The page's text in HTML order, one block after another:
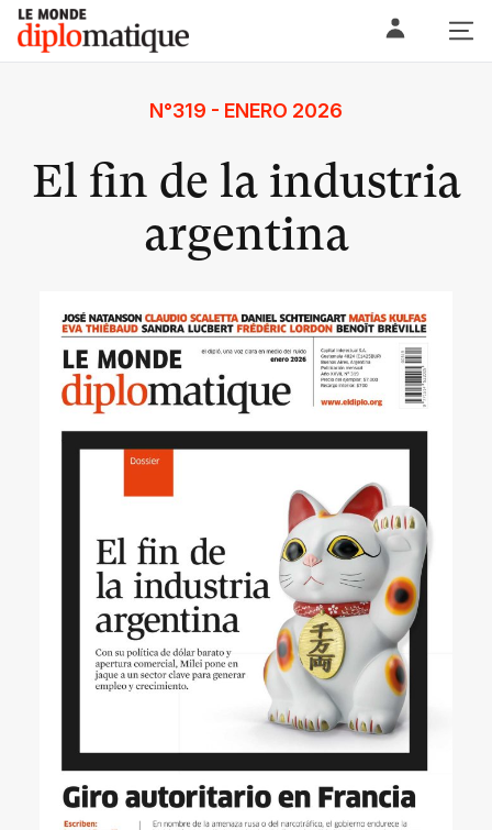
Skip
content
Le monde diplomatique
N°319 - ENERO 2026
El fin de la industria
argentina